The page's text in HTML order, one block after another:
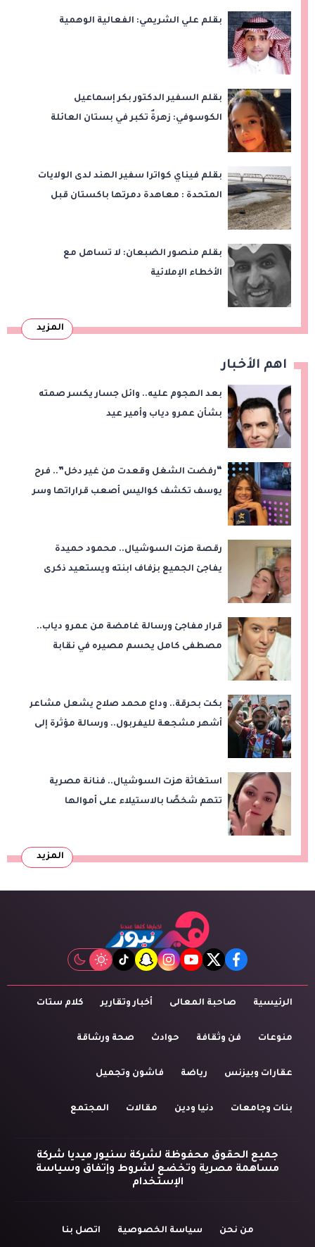
بقلم علي الشريمي: الفعالية الوهمية
بقلم السفير الدكتور بكر إسماعيل
الكوسوفي: زهرةٌ تكبر في بستان العائلة
بقلم فيناي كواترا سفير الهند لدى الولايات
المتحدة : معاهدة دمرتها باكستان قبل
بقلم منصور الضبعان: لا تساهل مع
الأخطاء الإملائية
المزيد
اهم الأخبار
بعد الهجوم عليه.. وائل جسار يكسر صمته
بشأن عمرو دياب وأمير عيد
“رفضت الشغل وقعدت من غير دخل”.. فرح
يوسف تكشف كواليس أصعب قراراتها وسر
رقصة هزت السوشيال.. محمود حميدة
يفاجئ الجميع بزفاف ابنته ويستعيد ذكرى
قرار مفاجئ ورسالة غامضة من عمرو دياب..
مصطفى كامل يحسم مصيره في نقابة
بكت بحرقة.. وداع محمد صلاح يشعل مشاعر
أشهر مشجعة لليفربول.. ورسالة مؤثرة إلى
استغاثة هزت السوشيال.. فنانة مصرية
تتهم شخصًا بالاستيلاء على أموالها
المزيد
facebook
twitter
youtube
instagram
snapchat
tiktok
الرئيسية صاحبة المعالى أخبار وتقارير كلام ستات
منوعات فن وثقافة حوادث صحة ورشاقة
عقارات وبيزنس رياضة فاشون وتجميل
بنات وجامعات دنيا ودين مقالات المجتمع
جميع الحقوق محفوظة لشركة سنيور ميديا شركة
مساهمة مصرية وتخضع لشروط وإتفاق وسياسة
الإستخدام
من نحن سياسة الخصوصية اتصل بنا